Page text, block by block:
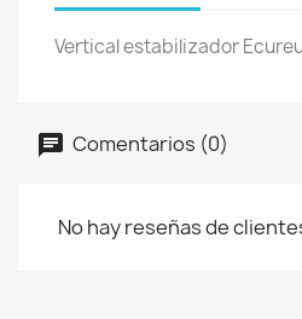
Vertical estabilizador
Comentarios (0)
No hay reseñas de